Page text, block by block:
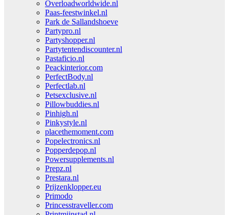
Overloadworldwide.nl
Paas-feestwinkel.nl
Park de Sallandshoeve
Partypro.nl
Partyshopper.nl
Partytentendiscounter.nl
Pastaficio.nl
Peackinterior.com
PerfectBody.nl
Perfectlab.nl
Petsexclusive.nl
Pillowbuddies.nl
Pinhigh.nl
Pinkystyle.nl
placethemoment.com
Popelectronics.nl
Popperdepop.nl
Powersupplements.nl
Prepz.nl
Prestara.nl
Prijzenklopper.eu
Primodo
Princesstraveller.com